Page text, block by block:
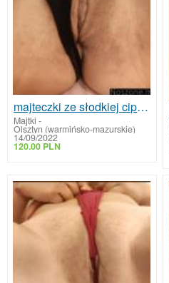
majteczki ze słodkiej cipeczki
Majtki -
Olsztyn (warmińsko-mazurskie)
14/09/2022
120.00 PLN